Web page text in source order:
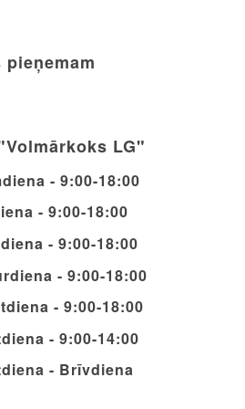
pieņemam
LG"
- 9:00-18:00
- 9:00-18:00
- 9:00-18:00
- 9:00-18:00
- 9:00-18:00
- 9:00-14:00
- Brīvdiena